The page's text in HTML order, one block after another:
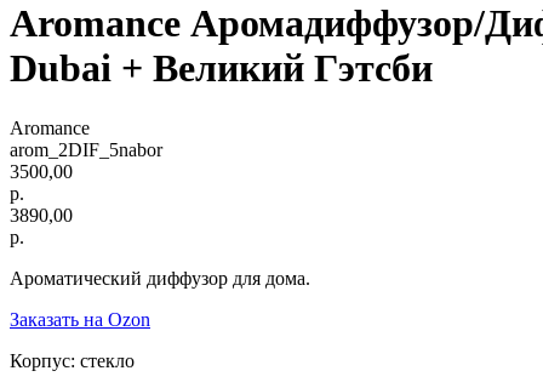
Aromance Аромадиффузор/
Dubai + Великий Гэтсби
Aromance
arom_2DIF_5nabor
3500,00
р.
3890,00
р.
Ароматический диффузор для дома.
Заказать на Ozon
Корпус: стекло